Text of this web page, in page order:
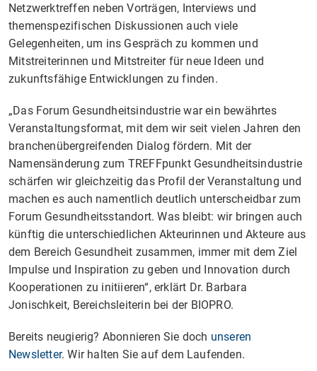
Netzwerktreffen neben Vorträgen, Interviews und
themenspezifischen Diskussionen auch viele
Gelegenheiten, um ins Gespräch zu kommen und
Mitstreiterinnen und Mitstreiter für neue Ideen und
zukunftsfähige Entwicklungen zu finden.
„Das Forum Gesundheitsindustrie war ein bewährtes
Veranstaltungsformat, mit dem wir seit vielen Jahren den
branchenübergreifenden Dialog fördern. Mit der
Namensänderung zum TREFFpunkt Gesundheitsindustrie
schärfen wir gleichzeitig das Profil der Veranstaltung und
machen es auch namentlich deutlich unterscheidbar zum
Forum Gesundheitsstandort. Was bleibt: wir bringen auch
künftig die unterschiedlichen Akteurinnen und Akteure aus
dem Bereich Gesundheit zusammen, immer mit dem Ziel
Impulse und Inspiration zu geben und Innovation durch
Kooperationen zu initiieren“, erklärt Dr. Barbara
Jonischkeit, Bereichsleiterin bei der BIOPRO.
Bereits neugierig? Abonnieren Sie doch unseren
Newsletter. Wir halten Sie auf dem Laufenden.